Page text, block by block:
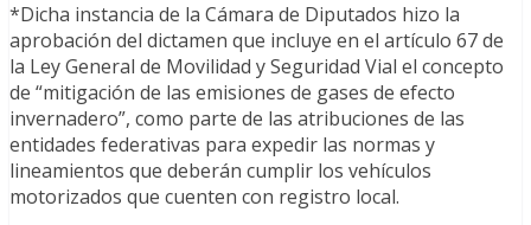
*Dicha instancia de la Cámara de Diputados hizo la
aprobación del dictamen que incluye en el artículo 67 de
la Ley General de Movilidad y Seguridad Vial el concepto
de “mitigación de las emisiones de gases de efecto
invernadero”, como parte de las atribuciones de las
entidades federativas para expedir las normas y
lineamientos que deberán cumplir los vehículos
motorizados que cuenten con registro local.